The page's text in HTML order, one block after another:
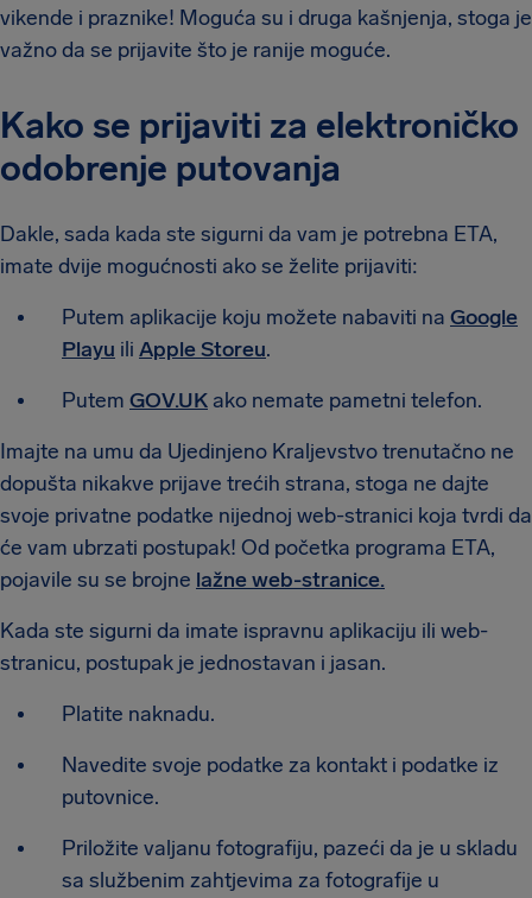
vikende i praznike! Moguća su i druga kašnjenja, stoga je
važno da se prijavite što je ranije moguće.
Kako se prijaviti za elektroničko
odobrenje putovanja
Dakle, sada kada ste sigurni da vam je potrebna ETA,
imate dvije mogućnosti ako se želite prijaviti:
Putem aplikacije koju možete nabaviti na Google
Playu ili Apple Storeu.
Putem GOV.UK ako nemate pametni telefon.
Imajte na umu da Ujedinjeno Kraljevstvo trenutačno ne
dopušta nikakve prijave trećih strana, stoga ne dajte
svoje privatne podatke nijednoj web-stranici koja tvrdi da
će vam ubrzati postupak! Od početka programa ETA,
pojavile su se brojne lažne web-stranice.
Kada ste sigurni da imate ispravnu aplikaciju ili web-
stranicu, postupak je jednostavan i jasan.
Platite naknadu.
Navedite svoje podatke za kontakt i podatke iz
putovnice.
Priložite valjanu fotografiju, pazeći da je u skladu
sa službenim zahtjevima za fotografije u